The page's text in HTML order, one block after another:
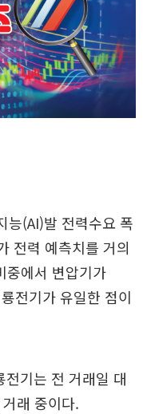
능(AI)발 전력수요 폭
전력 예측치를 거의
중에서 변압기가
전기가 유일한 점이
기는 전 거래일 대
래 중이다.